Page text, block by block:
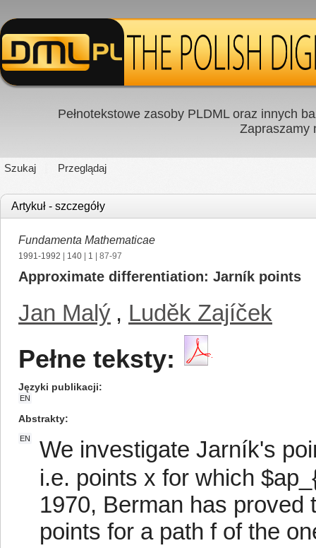
Pełnotekstowe zasoby PLDML oraz innych
Zapraszamy
Szukaj Przeglądaj
Artykuł - szczegóły
Fundamenta Mathematicae
1991-1992 140 1 | 87-97
Approximate differentiation: Jarník points
Jan Malý , Luděk Zajíček
Pełne teksty:
Języki publikacji
EN
Abstrakty
EN
We investigate Jarník's
i.e. points x for which
1970, Berman has
points for a path f of the